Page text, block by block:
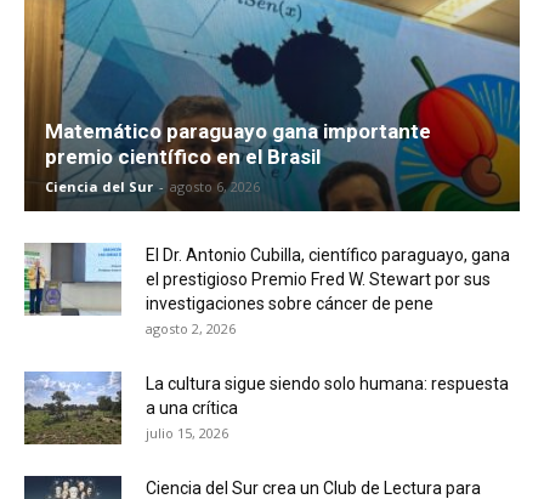
Matemático paraguayo gana importante
premio científico en el Brasil
Ciencia del Sur - agosto 6, 2026
El Dr. Antonio Cubilla, científico paraguayo, gana
el prestigioso Premio Fred W. Stewart por sus
investigaciones sobre cáncer de pene
agosto 2, 2026
La cultura sigue siendo solo humana: respuesta
a una crítica
julio 15, 2026
Ciencia del Sur crea un Club de Lectura para